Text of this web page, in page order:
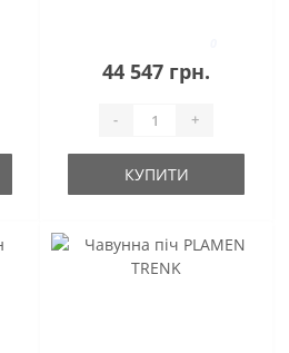
44 547 грн.
- +
КУПИТИ